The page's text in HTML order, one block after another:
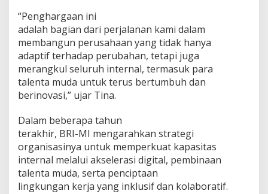
h
r
g
a
a
E
A
2
0
2
5
“Penghargaan ini
adalah bagian dari perjalanan kami dalam
membangun perusahaan yang tidak hanya
adaptif terhadap perubahan, tetapi juga
merangkul seluruh internal, termasuk para
talenta muda untuk terus bertumbuh dan
berinovasi,” ujar Tina.
Dalam beberapa tahun
terakhir, BRI-MI mengarahkan strategi
organisasinya untuk memperkuat kapasitas
internal melalui akselerasi digital, pembinaan
talenta muda, serta penciptaan
lingkungan kerja yang inklusif dan kolaboratif.